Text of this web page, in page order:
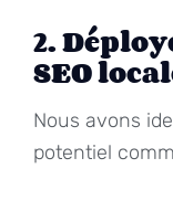
2.
SEO
Nous avons
potentiel